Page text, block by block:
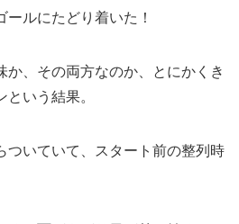
ルにたどり着いた！
か、その両方なのか、とにかくき
いう結果。
ついていて、スタート前の整列時